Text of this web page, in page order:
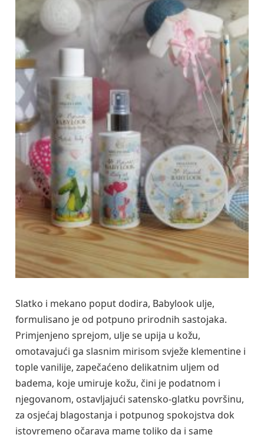
Slatko i mekano poput dodira, Babylook ulje,
formulisano je od potpuno prirodnih sastojaka.
Primjenjeno sprejom, ulje se upija u kožu,
omotavajući ga slasnim mirisom svježe klementine i
tople vanilije, zapečaćeno delikatnim uljem od
badema, koje umiruje kožu, čini je podatnom i
njegovanom, ostavljajući satensko-glatku površinu,
za osjećaj blagostanja i potpunog spokojstva dok
istovremeno očarava mame toliko da i same